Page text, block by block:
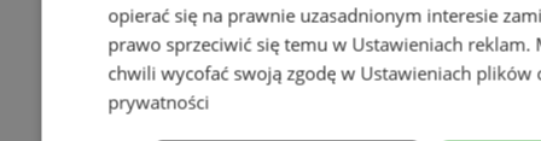
opierać się na prawnie uzasadnionym interesie
prawo sprzeciwić się temu w Ustawieniach reklam.
chwili wycofać swoją zgodę w Ustawieniach plików
prywatności